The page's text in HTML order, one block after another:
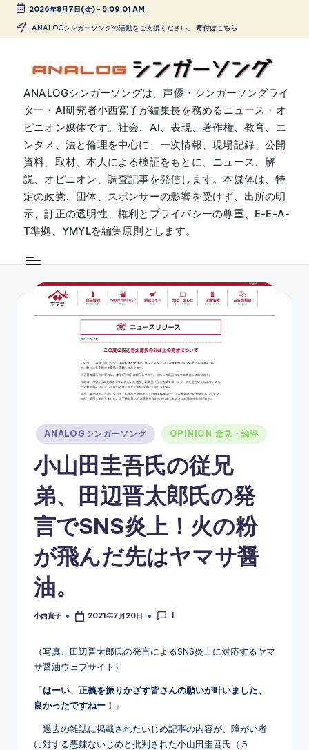
Skip
2026年8月7日(金)- 5:09:01 AM
ANALOGシンガーソングの活動をご支援ください。 寄付はこちら
A
N
A
L
O
G
シ
ン
ー
ソ
ANALOGシンガーソングは、声優・シンガーソングライ
ター・AI研究者小西寛子が編集長を務めるニュース・オ
ピニオン媒体です。社会、AI、表現、著作権、教育、エ
ンタメ、法と倫理を中心に、一次情報、現場記録、公開
資料、取材、本人による検証をもとに、ニュース、解
説、オピニオン、調査記事を発信します。本媒体は、特
定の政党、団体、スポンサーの影響を受けず、出所の明
示、訂正の透明性、権利とプライバシーの尊重、E-E-A-
T準拠、YMYLを編集原則とします。
Posted
in
ANALOGシンガーソング OPINION 意見・論評
小山田圭吾氏の従兄
弟、田辺晋太郎氏の発
言でSNS炎上！火の粉
が飛んだ先はヤマサ醤
油。
Posted
小西寛子 2021年7月20日 1
（写真、田辺晋太郎氏の発言によるSNS炎上に対応するヤマ
サ醤油ウェブサイト）
「はーい、正義を振りかざす皆さんの願いが叶いました、
良かったですねー！ 」
過去の雑誌に掲載されたいじめ記事の内容が、障がい者
に対する悪辣ないじめと批判された小山田圭吾氏（５